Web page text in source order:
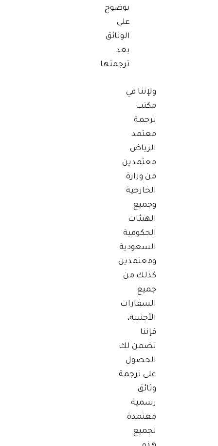
بوضوح
على
الوثائق
بعد
ترجمتها.
ولإننا في
مكتب
ترجمة
معتمد
الرياض
معتمدين
من وزارة
الخارجية
وجميع
الهيئات
الحكومية
السعودية
ومعتمدين
كذلك من
جميع
السفارات
الأجنبية،
فإننا
نضمن لك
الحصول
على ترجمة
وثائق
رسمية
معتمدة
لجميع